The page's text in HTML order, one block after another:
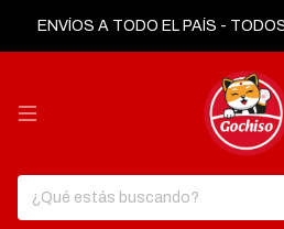
ENVÍOS A TODO EL PAÍS -